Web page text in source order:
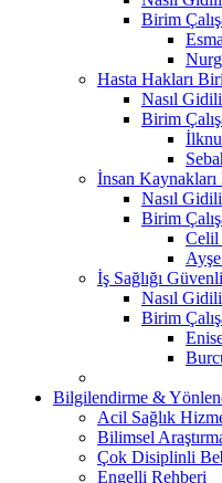
Birim
Hasta Hakları
Nasıl
Birim
İnsan
Nasıl
Birim
İş Sağlığı
Nasıl
Birim
Bilgilendirme &
Acil Sağlık
Bilimsel
Çok Disiplinli
Engelli Rehberi